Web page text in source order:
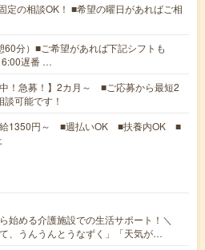
定の相談OK！ ■希望の曜日があればご相
分）■ご希望があれば下記シフトも
遅番 …
中！急募！】2カ月～ ■ご応募から最短2
可能です！
給1350円～ ■週払いOK ■扶養内OK ■
始める介護施設での生活サポート！＼
て、うんうんとうなずく」「天気が…